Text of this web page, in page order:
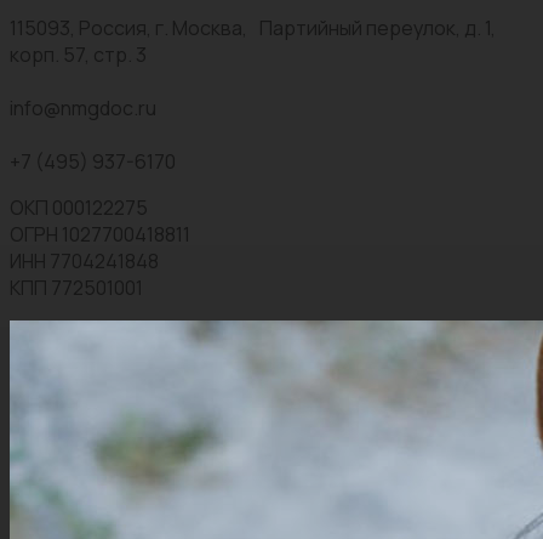
115093, Россия, г. Москва, Партийный переулок, д. 1,
корп. 57, стр. 3
info@nmgdoc.ru
+7 (495) 937-6170
ОКП 000122275
ОГРН 1027700418811